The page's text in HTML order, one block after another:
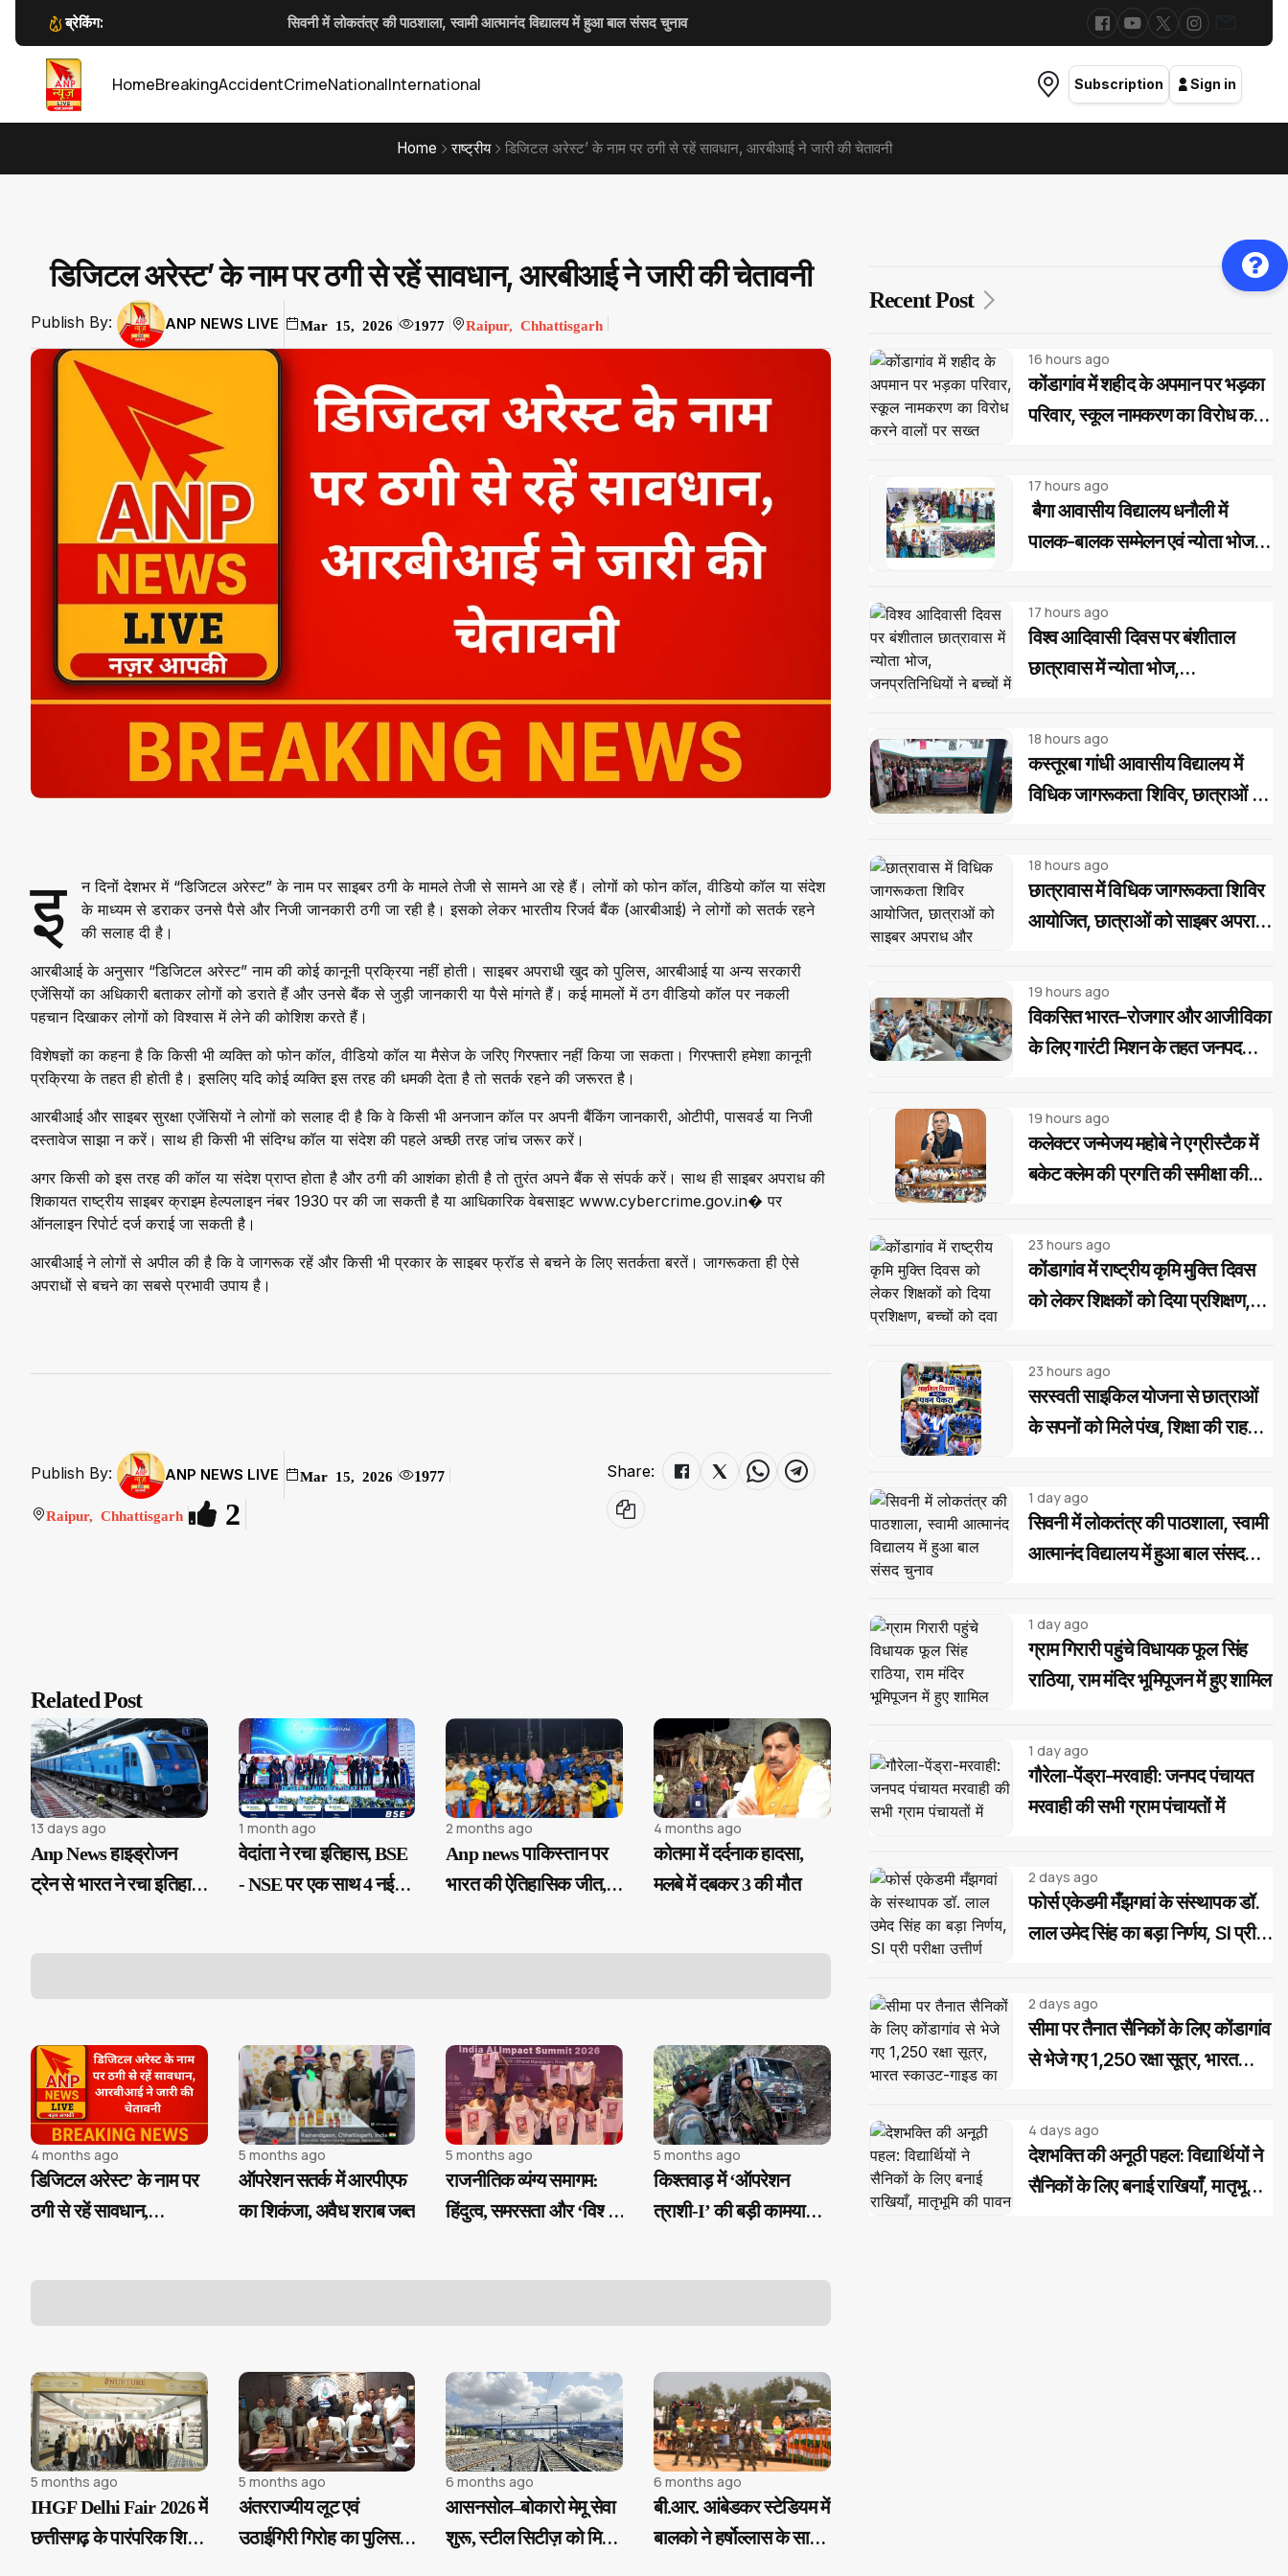
ब्रेकिंग:
सिवनी में लोकतंत्र की पाठशाला, स्वामी आत्मानंद विद्यालय में हुआ बाल संसद चुनाव
गौरेला-पेंड्रा-मरवाही: जनपद पंचायत मरवाही की सभी ग्राम पंचायतों में
फोर्स एकेडमी मँझगवां के संस्थापक डॉ. लाल उमेद सिंह का बड़ा निर्णय, SI प्री परीक्षा उत्तीर्ण अभ्यर्थियों को मिलेगी निःशुल्क कोचिंग और आवासीय सुविधा
Anp News डिजिटल पुलिसिंग पर आईजी की सख्ती, ई-समन और ई-साक्ष्य के 100% उपयोग के निर्देश
HomeBreakingAccidentCrimeNationalInternational Subscription Sign in
Home राष्ट्रीय डिजिटल अरेस्ट’ के नाम पर ठगी से रहें सावधान, आरबीआई ने जारी की चेतावनी
डिजिटल अरेस्ट’ के नाम पर ठगी से रहें सावधान, आरबीआई ने जारी की चेतावनी
Publish By: ANP NEWS LIVE Mar 15, 2026 1977 Raipur, Chhattisgarh
इ
न दिनों देशभर में “डिजिटल अरेस्ट” के नाम पर साइबर ठगी के मामले तेजी से सामने आ रहे हैं। लोगों को फोन कॉल, वीडियो कॉल या संदेश
के माध्यम से डराकर उनसे पैसे और निजी जानकारी ठगी जा रही है। इसको लेकर भारतीय रिजर्व बैंक (आरबीआई) ने लोगों को सतर्क रहने
की सलाह दी है।
आरबीआई के अनुसार “डिजिटल अरेस्ट” नाम की कोई कानूनी प्रक्रिया नहीं होती। साइबर अपराधी खुद को पुलिस, आरबीआई या अन्य सरकारी
एजेंसियों का अधिकारी बताकर लोगों को डराते हैं और उनसे बैंक से जुड़ी जानकारी या पैसे मांगते हैं। कई मामलों में ठग वीडियो कॉल पर नकली
पहचान दिखाकर लोगों को विश्वास में लेने की कोशिश करते हैं।
विशेषज्ञों का कहना है कि किसी भी व्यक्ति को फोन कॉल, वीडियो कॉल या मैसेज के जरिए गिरफ्तार नहीं किया जा सकता। गिरफ्तारी हमेशा कानूनी
प्रक्रिया के तहत ही होती है। इसलिए यदि कोई व्यक्ति इस तरह की धमकी देता है तो सतर्क रहने की जरूरत है।
आरबीआई और साइबर सुरक्षा एजेंसियों ने लोगों को सलाह दी है कि वे किसी भी अनजान कॉल पर अपनी बैंकिंग जानकारी, ओटीपी, पासवर्ड या निजी
दस्तावेज साझा न करें। साथ ही किसी भी संदिग्ध कॉल या संदेश की पहले अच्छी तरह जांच जरूर करें।
अगर किसी को इस तरह की कॉल या संदेश प्राप्त होता है और ठगी की आशंका होती है तो तुरंत अपने बैंक से संपर्क करें। साथ ही साइबर अपराध की
शिकायत राष्ट्रीय साइबर क्राइम हेल्पलाइन नंबर 1930 पर की जा सकती है या आधिकारिक वेबसाइट www.cybercrime.gov.in� पर
ऑनलाइन रिपोर्ट दर्ज कराई जा सकती है।
आरबीआई ने लोगों से अपील की है कि वे जागरूक रहें और किसी भी प्रकार के साइबर फ्रॉड से बचने के लिए सतर्कता बरतें। जागरूकता ही ऐसे
अपराधों से बचने का सबसे प्रभावी उपाय है।
Publish By: ANP NEWS LIVE Mar 15, 2026 1977
Raipur, Chhattisgarh 2
Share:
Related Post
13 days ago
Anp News हाइड्रोजन
ट्रेन से भारत ने रचा इतिहास,
1 month ago
वेदांता ने रचा इतिहास, BSE
- NSE पर एक साथ 4 नई
2 months ago
Anp news पाकिस्तान पर
भारत की ऐतिहासिक जीत,
4 months ago
कोतमा में दर्दनाक हादसा,
मलबे में दबकर 3 की मौत
4 months ago
डिजिटल अरेस्ट’ के नाम पर
ठगी से रहें सावधान,
5 months ago
ऑपरेशन सतर्क में आरपीएफ
का शिकंजा, अवैध शराब जब्त
5 months ago
राजनीतिक व्यंग्य समागम:
हिंदुत्व, समरसता और ‘विश्व
5 months ago
किश्तवाड़ में ‘ऑपरेशन
त्राशी-I’ की बड़ी कामयाबी,
5 months ago
IHGF Delhi Fair 2026 में
छत्तीसगढ़ के पारंपरिक शिल्प
5 months ago
अंतरराज्यीय लूट एवं
उठाईगिरी गिरोह का पुलिस ने
6 months ago
आसनसोल–बोकारो मेमू सेवा
शुरू, स्टील सिटीज़ को मिली
6 months ago
बी.आर. आंबेडकर स्टेडियम में
बालको ने हर्षोल्लास के साथ
Recent Post
16 hours ago
कोंडागांव में शहीद के अपमान पर भड़का
परिवार, स्कूल नामकरण का विरोध करने
17 hours ago
बैगा आवासीय विद्यालय धनौली में
पालक-बालक सम्मेलन एवं न्योता भोज
17 hours ago
विश्व आदिवासी दिवस पर बंशीताल
छात्रावास में न्योता भोज,
18 hours ago
कस्तूरबा गांधी आवासीय विद्यालय में
विधिक जागरूकता शिविर, छात्राओं को
के उपाय
18 hours ago
छात्रावास में विधिक जागरूकता शिविर
आयोजित, छात्राओं को साइबर अपराध
जानकारी
19 hours ago
विकसित भारत–रोजगार और आजीविका
के लिए गारंटी मिशन के तहत जनपद
19 hours ago
कलेक्टर जन्मेजय महोबे ने एग्रीस्टैक में
बकेट क्लेम की प्रगति की समीक्षा की...
23 hours ago
कोंडागांव में राष्ट्रीय कृमि मुक्ति दिवस
को लेकर शिक्षकों को दिया प्रशिक्षण,
प्रक्रिया
23 hours ago
सरस्वती साइकिल योजना से छात्राओं
के सपनों को मिले पंख, शिक्षा की राह
1 day ago
सिवनी में लोकतंत्र की पाठशाला, स्वामी
आत्मानंद विद्यालय में हुआ बाल संसद
1 day ago
ग्राम गिरारी पहुंचे विधायक फूल सिंह
राठिया, राम मंदिर भूमिपूजन में हुए शामिल
1 day ago
गौरेला-पेंड्रा-मरवाही: जनपद पंचायत
मरवाही की सभी ग्राम पंचायतों में
2 days ago
फोर्स एकेडमी मँझगवां के संस्थापक डॉ.
लाल उमेद सिंह का बड़ा निर्णय, SI प्री
निःशुल्क कोचिंग और आवासीय सुविधा
2 days ago
सीमा पर तैनात सैनिकों के लिए कोंडागांव
से भेजे गए 1,250 रक्षा सूत्र, भारत
4 days ago
देशभक्ति की अनूठी पहल: विद्यार्थियों ने
सैनिकों के लिए बनाई राखियाँ, मातृभूमि